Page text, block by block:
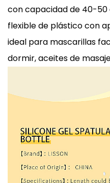
con capacidad de 40-50
flexible de plástico con
ideal para mascarillas
dormir, aceites de